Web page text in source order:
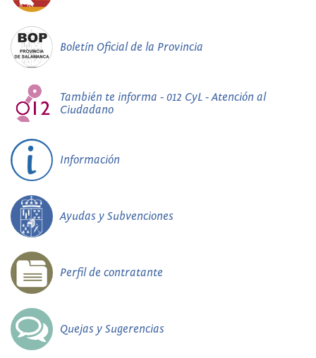
Boletín Oficial de la Provincia
También te informa - 012 CyL - Atención al
Ciudadano
Información
Ayudas y Subvenciones
Perfil de contratante
Quejas y Sugerencias